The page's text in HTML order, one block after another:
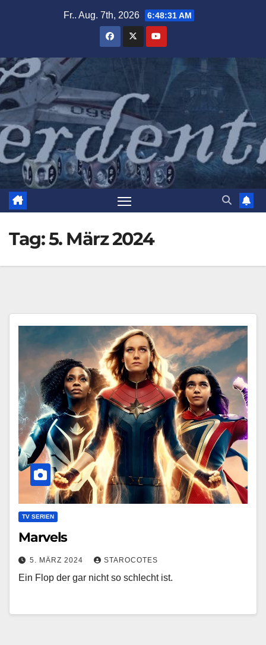
Fr.. Aug. 7th, 2026 6:48:32 AM
Tag:5. März 2024
TV SERIEN
Marvels
5. MÄRZ 2024 STAROCOTES
Ein Flop der gar nicht so schlecht ist.